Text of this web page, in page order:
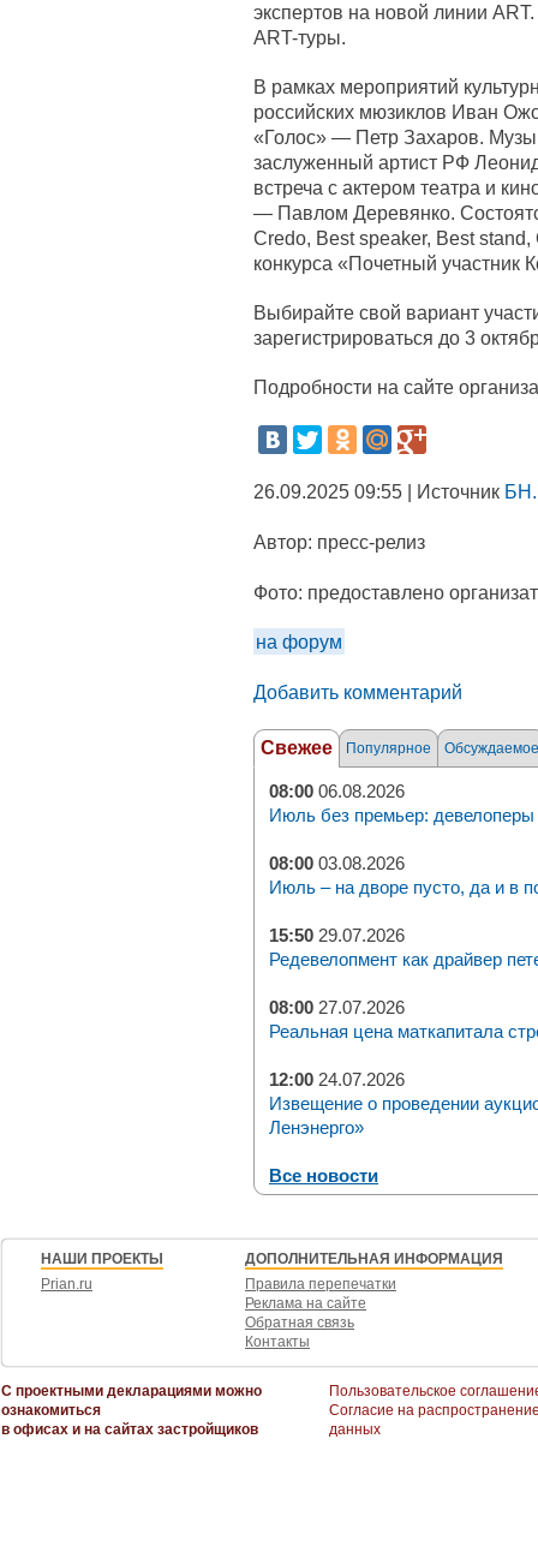
экспертов на новой линии
ART-туры.
В рамках мероприятий
российских мюзиклов Иван
«Голос» — Петр Захаров.
заслуженный артист РФ
встреча с актером театра и
— Павлом Деревянко.
Credo, Best speaker, Best
конкурса «Почетный участник
Выбирайте свой вариант
зарегистрироваться до 3
Подробности на сайте
26.09.2025 09:55 | Источник
Автор: пресс-релиз
Фото: предоставлено
на форум
Добавить комментарий
Свежее Популярное Обсуждаемое
08:00 06.08.2026
Июль без премьер: девелоперы
08:00 03.08.2026
Июль – на дворе пусто, да и в
15:50 29.07.2026
Редевелопмент как драйвер
08:00 27.07.2026
Реальная цена маткапитала
12:00 24.07.2026
Извещение о проведении
Ленэнерго»
Все новости
НАШИ ПРОЕКТЫ
Prian.ru
ДОПОЛНИТЕЛЬНАЯ ИНФОРМАЦИЯ
Правила перепечатки
Реклама на сайте
Обратная связь
Контакты
С проектными декларациями можно
ознакомиться
в офисах и на сайтах застройщиков
Пользовательское
Согласие на
данных